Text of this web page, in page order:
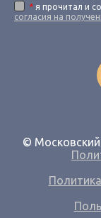
* я прочитал и
согласия на
©